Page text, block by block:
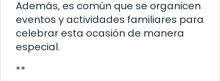
Además, es común que se organicen
eventos y actividades familiares para
celebrar esta ocasión de manera
especial.
**